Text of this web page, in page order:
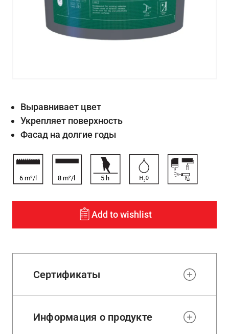
Выравнивает цвет
Укрепляет поверхность
Фасад на долгие годы
6 m²/l 8 m²/l 5h
Add to wishlist
Сертификаты
Информация о продукте